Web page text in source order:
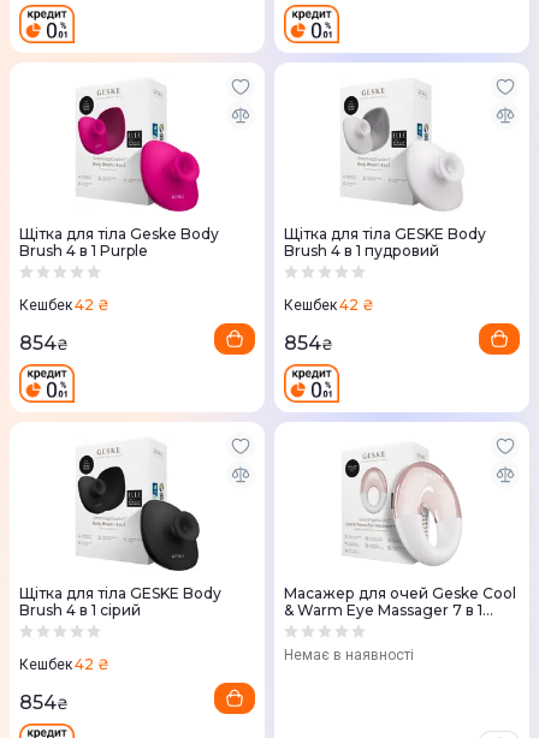
Щітка для тіла Geske Body
Brush 4 в 1 Purple
Кешбек42 ₴
854₴
Щітка для тіла GESKE Body
Brush 4 в 1 пудровий
Кешбек42 ₴
854₴
Щітка для тіла GESKE Body
Brush 4 в 1 сірий
Кешбек42 ₴
854₴
Масажер для очей Geske Cool
& Warm Eye Massager 7 в 1
пудровий
Немає в наявності